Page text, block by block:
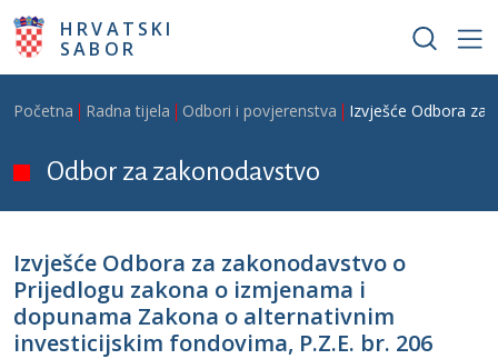
Skoči na glavni sadržaj
HRVATSKI
SABOR
Breadcrumb
Početna Radna tijela Odbori i povjerenstva Izvješće Odbora za
Odbor za zakonodavstvo
Izvješće Odbora za zakonodavstvo o
Prijedlogu zakona o izmjenama i
dopunama Zakona o alternativnim
investicijskim fondovima, P.Z.E. br. 206